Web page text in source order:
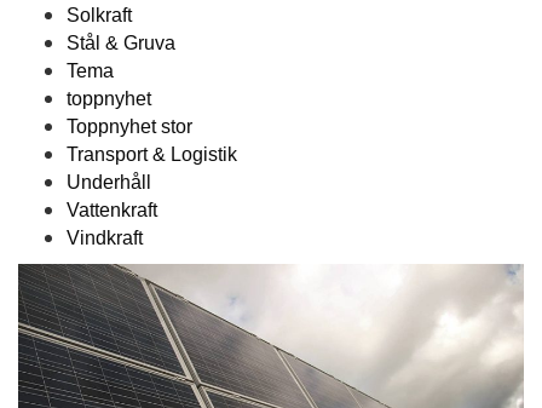
Solkraft
Stål & Gruva
Tema
toppnyhet
Toppnyhet stor
Transport & Logistik
Underhåll
Vattenkraft
Vindkraft